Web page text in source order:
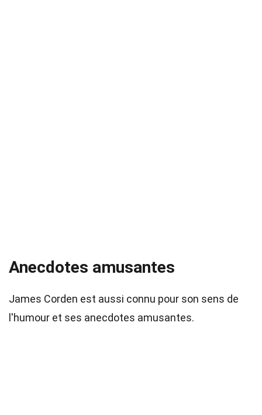
Anecdotes amusantes
James Corden est aussi connu pour son sens de
l'humour et ses anecdotes amusantes.